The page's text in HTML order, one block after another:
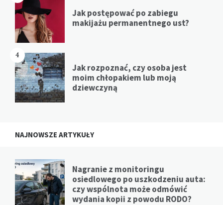
Jak postępować po zabiegu
makijażu permanentnego ust?
4
Jak rozpoznać, czy osoba jest
moim chłopakiem lub moją
dziewczyną
NAJNOWSZE ARTYKUŁY
Nagranie z monitoringu
osiedlowego po uszkodzeniu auta:
czy wspólnota może odmówić
wydania kopii z powodu RODO?